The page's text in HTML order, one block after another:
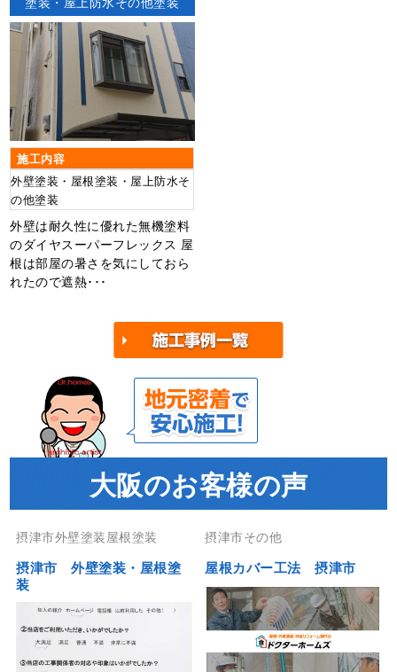
施工内容
外壁塗装・屋根塗装・屋上防水そ
の他塗装
外壁は耐久性に優れた無機塗料
のダイヤスーパーフレックス 屋
根は部屋の暑さを気にしておら
れたので遮熱･･･
大阪のお客様の声
摂津市外壁塗装屋根塗装
摂津市 外壁塗装・屋根塗
装
摂津市その他
屋根カバー工法 摂津市